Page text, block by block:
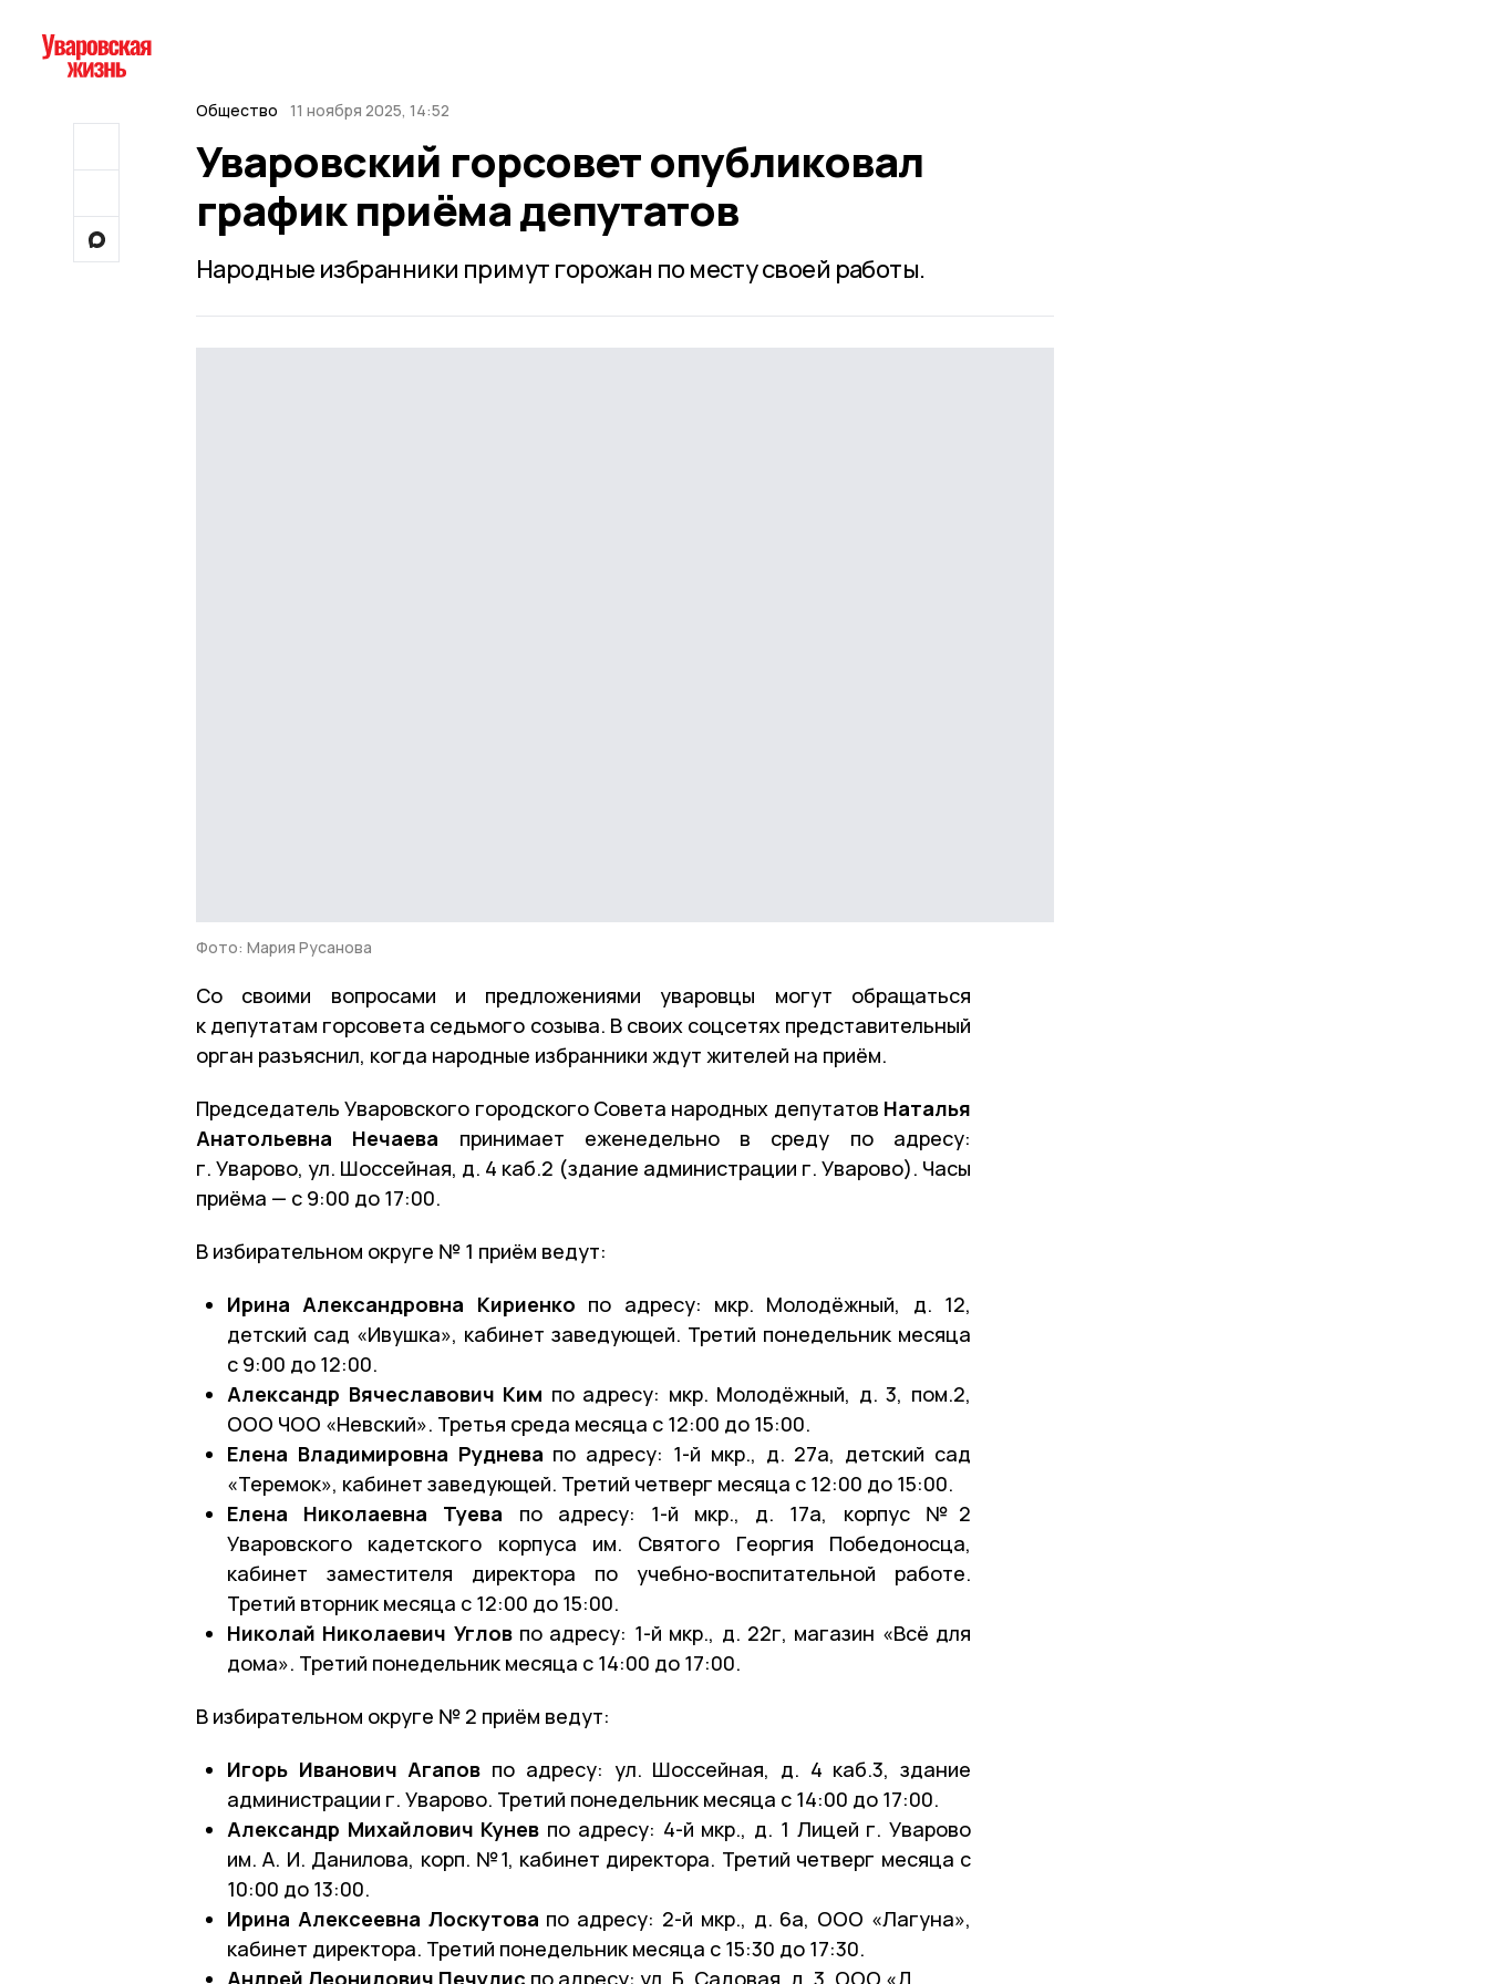
Общество 11 ноября 2025, 14:52
Уваровский горсовет опубликовал
график приёма депутатов
Народные избранники примут горожан по месту своей работы.
Фото: Мария Русанова
Со своими вопросами и предложениями уваровцы могут обращаться
к депутатам горсовета седьмого созыва. В своих соцсетях представительный
орган разъяснил, когда народные избранники ждут жителей на приём.
Председатель Уваровского городского Совета народных депутатов Наталья
Анатольевна Нечаева принимает еженедельно в среду по адресу:
г. Уварово, ул. Шоссейная, д. 4 каб.2 (здание администрации г. Уварово). Часы
приёма — с 9:00 до 17:00.
В избирательном округе № 1 приём ведут:
Ирина Александровна Кириенко по адресу: мкр. Молодёжный, д. 12,
детский сад «Ивушка», кабинет заведующей. Третий понедельник месяца
с 9:00 до 12:00.
Александр Вячеславович Ким по адресу: мкр. Молодёжный, д. 3, пом.2,
ООО ЧОО «Невский». Третья среда месяца с 12:00 до 15:00.
Елена Владимировна Руднева по адресу: 1-й мкр., д. 27а, детский сад
«Теремок», кабинет заведующей. Третий четверг месяца с 12:00 до 15:00.
Елена Николаевна Туева по адресу: 1-й мкр., д. 17а, корпус №2
Уваровского кадетского корпуса им. Святого Георгия Победоносца,
кабинет заместителя директора по учебно-воспитательной работе.
Третий вторник месяца с 12:00 до 15:00.
Николай Николаевич Угловпо адресу: 1-й мкр., д. 22г, магазин «Всё для
дома». Третий понедельник месяца с 14:00 до 17:00.
В избирательном округе № 2 приём ведут:
Игорь Иванович Агапов по адресу: ул. Шоссейная, д. 4 каб.3, здание
администрации г. Уварово. Третий понедельник месяца с 14:00 до 17:00.
Александр Михайлович Кунев по адресу: 4-й мкр., д. 1 Лицей г. Уварово
им. А. И. Данилова, корп. №1, кабинет директора. Третий четверг месяца с
10:00 до 13:00.
Ирина Алексеевна Лоскутова по адресу: 2-й мкр., д. 6а, ООО «Лагуна»,
кабинет директора. Третий понедельник месяца с 15:30 до 17:30.
Андрей Леонидович Печулис по адресу: ул. Б. Садовая, д. 3, ООО «Д